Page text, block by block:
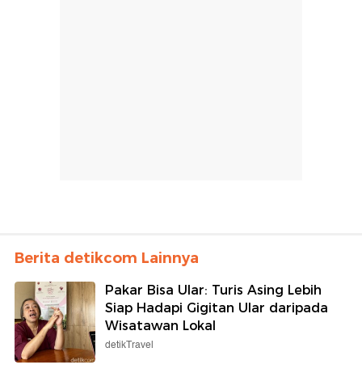
Berita detikcom Lainnya
Pakar Bisa Ular: Turis Asing Lebih
Siap Hadapi Gigitan Ular daripada
Wisatawan Lokal
detikTravel